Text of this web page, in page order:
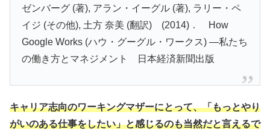
ゼンバーグ (著), アラン・イーグル (著), ラリー・ペ
イジ (その他), 土方 奈美 (翻訳) (2014)． How
Google Works (ハウ・グーグル・ワークス) ―私たち
の働き方とマネジメント 日本経済新聞出版
キャリア志向のワーキングマザーにとって、「もっとやり
がいのある仕事をしたい」と感じるのも当然だと言えるで